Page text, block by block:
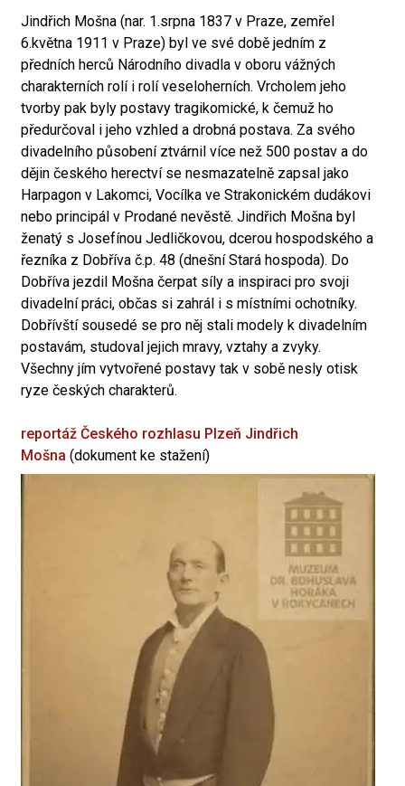
Jindřich Mošna (nar. 1.srpna 1837 v Praze, zemřel
6.května 1911 v Praze) byl ve své době jedním z
předních herců Národního divadla v oboru vážných
charakterních rolí i rolí veseloherních. Vrcholem jeho
tvorby pak byly postavy tragikomické, k čemuž ho
předurčoval i jeho vzhled a drobná postava. Za svého
divadelního působení ztvárnil více než 500 postav a do
dějin českého herectví se nesmazatelně zapsal jako
Harpagon v Lakomci, Vocílka ve Strakonickém dudákovi
nebo principál v Prodané nevěstě. Jindřich Mošna byl
ženatý s Josefínou Jedličkovou, dcerou hospodského a
řezníka z Dobříva č.p. 48 (dnešní Stará hospoda). Do
Dobříva jezdil Mošna čerpat síly a inspiraci pro svoji
divadelní práci, občas si zahrál i s místními ochotníky.
Dobřívští sousedé se pro něj stali modely k divadelním
postavám, studoval jejich mravy, vztahy a zvyky.
Všechny jím vytvořené postavy tak v sobě nesly otisk
ryze českých charakterů.
reportáž Českého rozhlasu Plzeň Jindřich
Mošna (dokument ke stažení)